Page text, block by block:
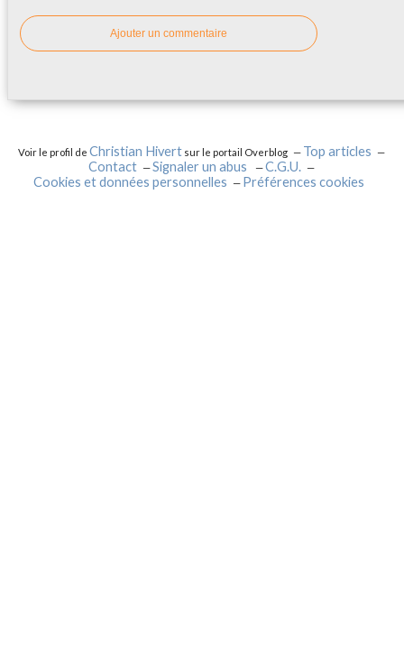
Ajouter un commentaire
Voir le profil deChristian Hivert sur le portail Overblog
Top articles
Contact
Signaler un abus
C.G.U.
Cookies et données personnelles
Préférences cookies